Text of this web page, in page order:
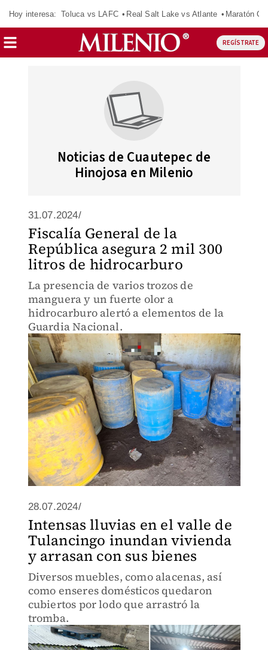
Hoy interesa: Toluca vs LAFC Real Salt Lake vs Atlante Maratón
REGÍSTRATE
Noticias de Cuautepec de
Hinojosa en Milenio
31.07.2024/
Fiscalía General de la
República asegura 2 mil 300
litros de hidrocarburo
La presencia de varios trozos de
manguera y un fuerte olor a
hidrocarburo alertó a elementos de la
Guardia Nacional.
28.07.2024/
Intensas lluvias en el valle de
Tulancingo inundan vivienda
y arrasan con sus bienes
Diversos muebles, como alacenas, así
como enseres domésticos quedaron
cubiertos por lodo que arrastró la
tromba.